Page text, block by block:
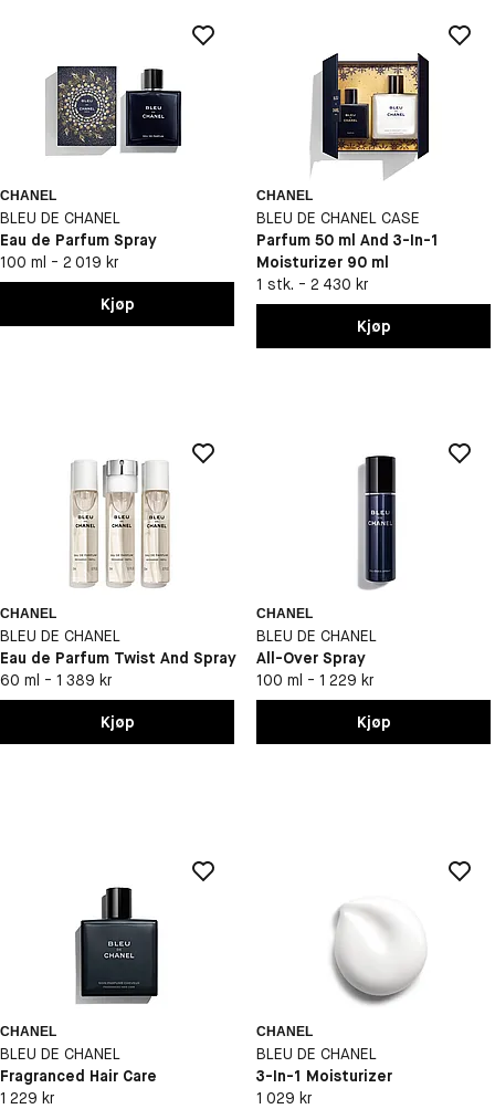
CHANEL
BLEU DE CHANEL
Eau de Parfum Spray
100 ml - 2 019 kr
Kjøp
CHANEL
BLEU DE CHANEL CASE
Parfum 50 ml And 3-In-1
Moisturizer 90 ml
1 stk. - 2 430 kr
Kjøp
CHANEL
BLEU DE CHANEL
Eau de Parfum Twist And Spray
60 ml - 1 389 kr
Kjøp
CHANEL
BLEU DE CHANEL
All-Over Spray
100 ml - 1 229 kr
Kjøp
CHANEL
BLEU DE CHANEL
Fragranced Hair Care
1 229 kr
CHANEL
BLEU DE CHANEL
3-In-1 Moisturizer
1 029 kr